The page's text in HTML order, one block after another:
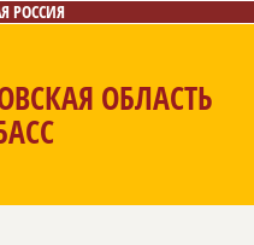
РОССИЯ
ОБЛАСТЬ